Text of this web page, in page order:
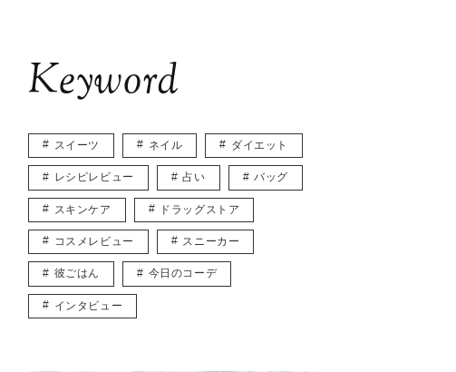
Keyword
スイーツ ネイル ダイエット
レシピレビュー 占い バッグ
スキンケア ドラッグストア
コスメレビュー スニーカー
彼ごはん 今日のコーデ
インタビュー